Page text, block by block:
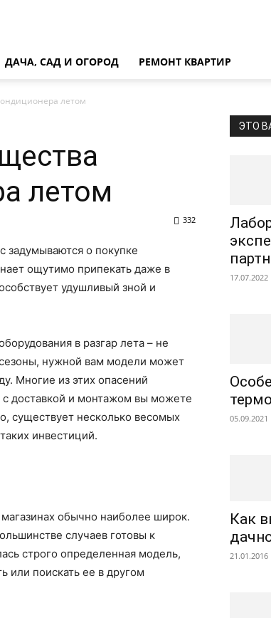
ДАЧА, САД И ОГОРОД РЕМОНТ КВАРТИР
летом
летом
332
задумываются о покупке
ощутимо припекать даже в
удушливый зной и
в разгар лета – не
нужной вам модели может
Многие из этих опасений
доставкой и монтажом вы можете
существует несколько весомых
инвестиций.
обычно наиболее широк.
случаев готовы к
строго определенная модель,
или поискать ее в другом
ЭТО
17.07.2022
05.09.2021
Как
21.01.2016